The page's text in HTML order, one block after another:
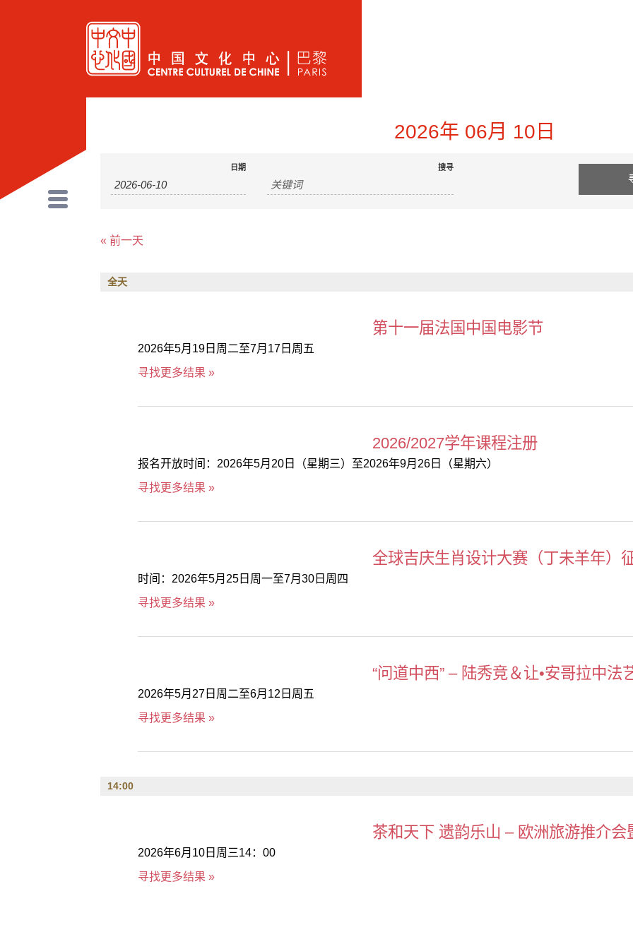
2026年 06月 10日
动
AND
NAVIGATION
动
日期 搜寻
« 前一天
全天
第十一届法国中国电影节
2026年5月19日周二至7月17日周五
寻找更多结果 »
2026/2027学年课程注册
报名开放时间：2026年5月20日（星期三）至2026年9月26日（星期六）
寻找更多结果 »
全球吉庆生肖设计大赛（丁未羊年）
时间：2026年5月25日周一至7月30日周四
寻找更多结果 »
“问道中西” – 陆秀竞＆让•安哥拉中法
2026年5月27日周二至6月12日周五
寻找更多结果 »
14:00
茶和天下 遗韵乐山 – 欧洲旅游推介
2026年6月10日周三14：00
寻找更多结果 »